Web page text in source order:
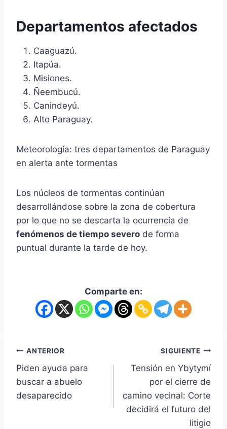
Departamentos afectados
Caaguazú.
Itapúa.
Misiones.
Ñeembucú.
Canindeyú.
Alto Paraguay.
Meteorología: tres departamentos de Paraguay
en alerta ante tormentas
Los núcleos de tormentas continúan
desarrollándose sobre la zona de cobertura
por lo que no se descarta la ocurrencia de
fenómenos de tiempo severo de forma
puntual durante la tarde de hoy.
Comparte en:
ANTERIOR
Piden ayuda para
buscar a abuelo
desaparecido
SIGUIENTE
Tensión en Ybytymí
por el cierre de
camino vecinal: Corte
decidirá el futuro del
litigio